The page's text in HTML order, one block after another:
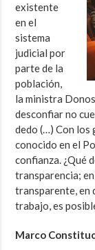
existente
en el
sistema
judicial por
parte de la
población,
la ministra
desconfiar no
dedo (…) Con los
conocido en el
confianza. ¿Qué
transparencia;
transparente, en
trabajo, es
Marco